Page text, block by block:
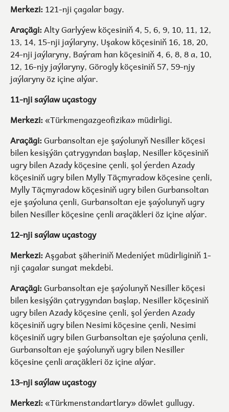
Merkezi:121-nji çagalar bagy.
Araçägi:Alty Garlyýew köçesiniň 4, 5, 6, 9, 10, 11, 12,
13, 14, 15-nji jaýlaryny, Uşakow köçesiniň 16, 18, 20,
24-nji jaýlaryny, Baýram han köçesiniň 4, 6, 8, 8 a, 10,
12, 16-njy jaýlaryny, Görogly köçesiniň 57, 59-njy
jaýlaryny öz içine alýar.
11-nji saýlaw uçastogy
Merkezi:«Türkmengazgeofizika» müdirligi.
Araçägi:Gurbansoltan eje şaýolunyň Nesiller köçesi
bilen kesişýän çatrygyndan başlap, Nesiller köçesiniň
ugry bilen Azady köçesine çenli, şol ýerden Azady
köçesiniň ugry bilen Mylly Täçmyradow köçesine çenli,
Mylly Täçmyradow köçesiniň ugry bilen Gurbansoltan
eje şaýoluna çenli, Gurbansoltan eje şaýolunyň ugry
bilen Nesiller köçesine çenli araçäkleri öz içine alýar.
12-nji saýlaw uçastogy
Merkezi:Aşgabat şäheriniň Medeniýet müdirliginiň 1-
nji çagalar sungat mekdebi.
Araçägi:Gurbansoltan eje şaýolunyň Nesiller köçesi
bilen kesişýän çatrygyndan başlap, Nesiller köçesiniň
ugry bilen Azady köçesine çenli, şol ýerden Azady
köçesiniň ugry bilen Nesimi köçesine çenli, Nesimi
köçesiniň ugry bilen Gurbansoltan eje şaýoluna çenli,
Gurbansoltan eje şaýolunyň ugry bilen Nesiller
köçesine çenli araçäkleri öz içine alýar.
13-nji saýlaw uçastogy
Merkezi:«Türkmenstandartlary» döwlet gullugy.